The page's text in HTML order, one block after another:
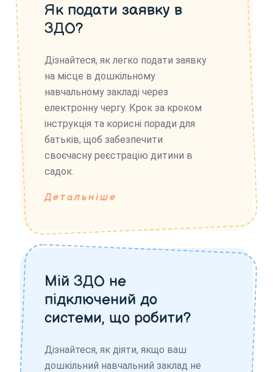
Як подати заявку в
ЗДО?
Дізнайтеся, як легко подати заявку
на місце в дошкільному
навчальному закладі через
електронну чергу. Крок за кроком
інструкція та корисні поради для
батьків, щоб забезпечити
своєчасну реєстрацію дитини в
садок.
Детальніше
Мій ЗДО не
підключений до
системи, що робити?
Дізнайтеся, як діяти, якщо ваш
дошкільний навчальний заклад не